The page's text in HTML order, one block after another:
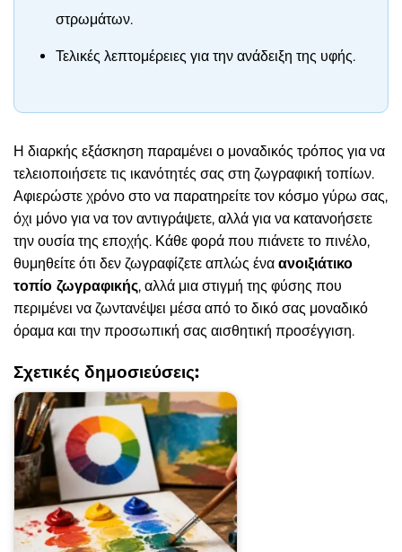
στρωμάτων.
Τελικές λεπτομέρειες για την ανάδειξη της υφής.
Η διαρκής εξάσκηση παραμένει ο μοναδικός τρόπος για να
τελειοποιήσετε τις ικανότητές σας στη ζωγραφική τοπίων.
Αφιερώστε χρόνο στο να παρατηρείτε τον κόσμο γύρω σας,
όχι μόνο για να τον αντιγράψετε, αλλά για να κατανοήσετε
την ουσία της εποχής. Κάθε φορά που πιάνετε το πινέλο,
θυμηθείτε ότι δεν ζωγραφίζετε απλώς ένα ανοιξιάτικο
τοπίο ζωγραφικής, αλλά μια στιγμή της φύσης που
περιμένει να ζωντανέψει μέσα από το δικό σας μοναδικό
όραμα και την προσωπική σας αισθητική προσέγγιση.
Σχετικές δημοσιεύσεις: